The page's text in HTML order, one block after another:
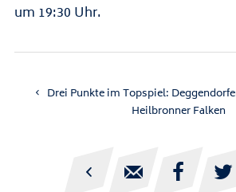
um 19:30 Uhr.
Drei Punkte im Topspiel:
Heilbronner Falken
   